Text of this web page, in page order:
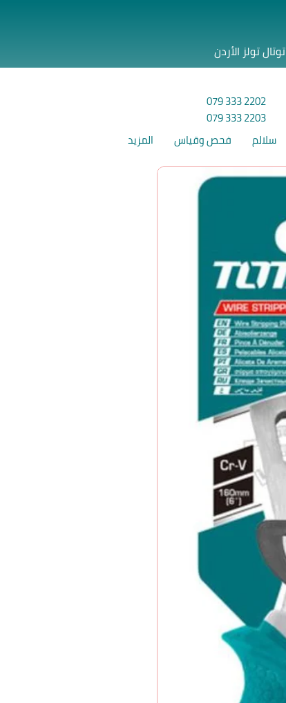
توتال تولز الأردن
079 333 2202
079 333 2203
سلالم فحص وقياس المزيد